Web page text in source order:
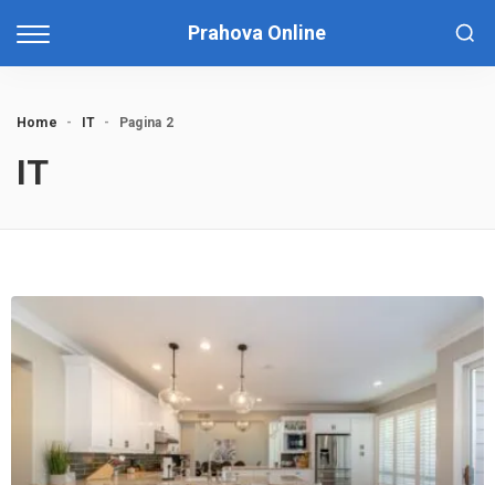
Prahova Online
Home - IT - Pagina 2
IT